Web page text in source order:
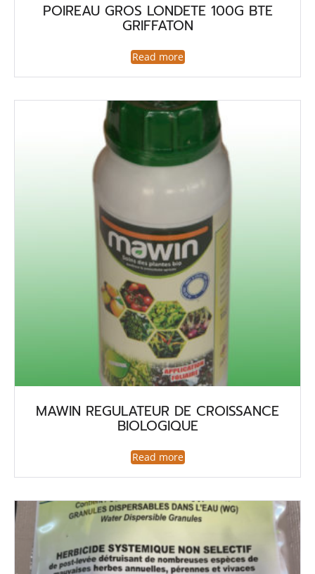
POIREAU GROS LONDETE 100G BTE
GRIFFATON
Read more
MAWIN REGULATEUR DE CROISSANCE
BIOLOGIQUE
Read more